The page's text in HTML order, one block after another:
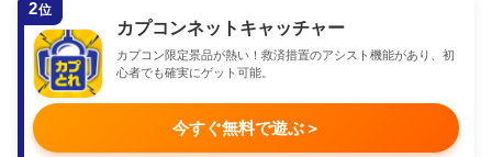
2位
カプコンネットキャッチャー
カプコン限定景品が熱い！救済措置のアシスト機能があり、初
心者でも確実にゲット可能。
今すぐ無料で遊ぶ＞